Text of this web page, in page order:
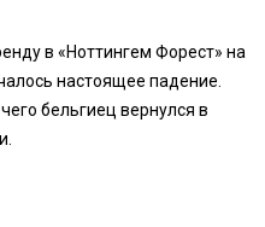
в «Ноттингем Форест» на
настоящее падение.
бельгиец вернулся в